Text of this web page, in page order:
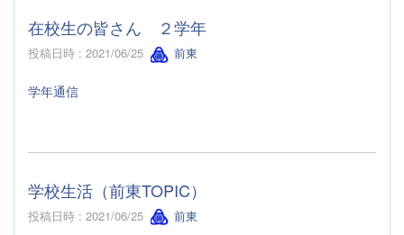
在校生の皆さん ２学年
投稿日時 : 2021/06/25 前東
学年通信
学校生活（前東TOPIC）
投稿日時 : 2021/06/25 前東